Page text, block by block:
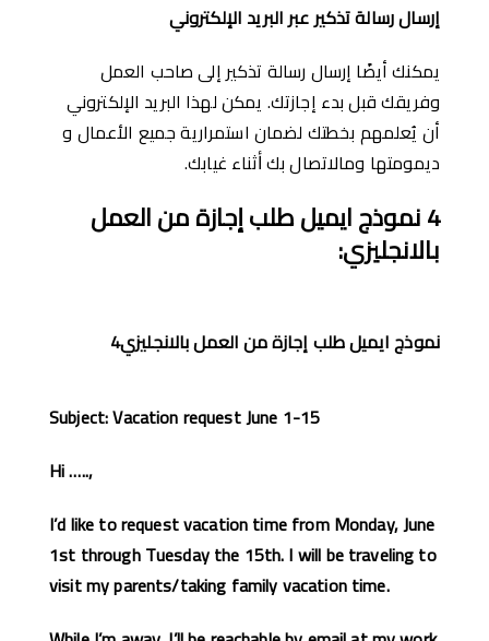
إرسالرسالةتذكير عبر البريد الإلكتروني
يمكنك أيضًا إرسال رسالة تذكير إلى صاحب العمل
وفريقك قبل بدء إجازتك. يمكن لهذا البريد الإلكتروني
أن يُعلمهم بخطتك لضمان استمرارية جميع الأعمال و
ديمومتها ومالاتصال بك ﺃثناء غيابك.
4نموذج ايميل طلب إجازة من العمل
بالانجليزي:
نموذج ايميل طلب إجازة من العمل بالانجليزي4
Subject: Vacation request June 1-15
Hi …..,
I’d like to request vacation time from Monday, June
1st through Tuesday the 15th. I will be traveling to
visit my parents/taking family vacation time.